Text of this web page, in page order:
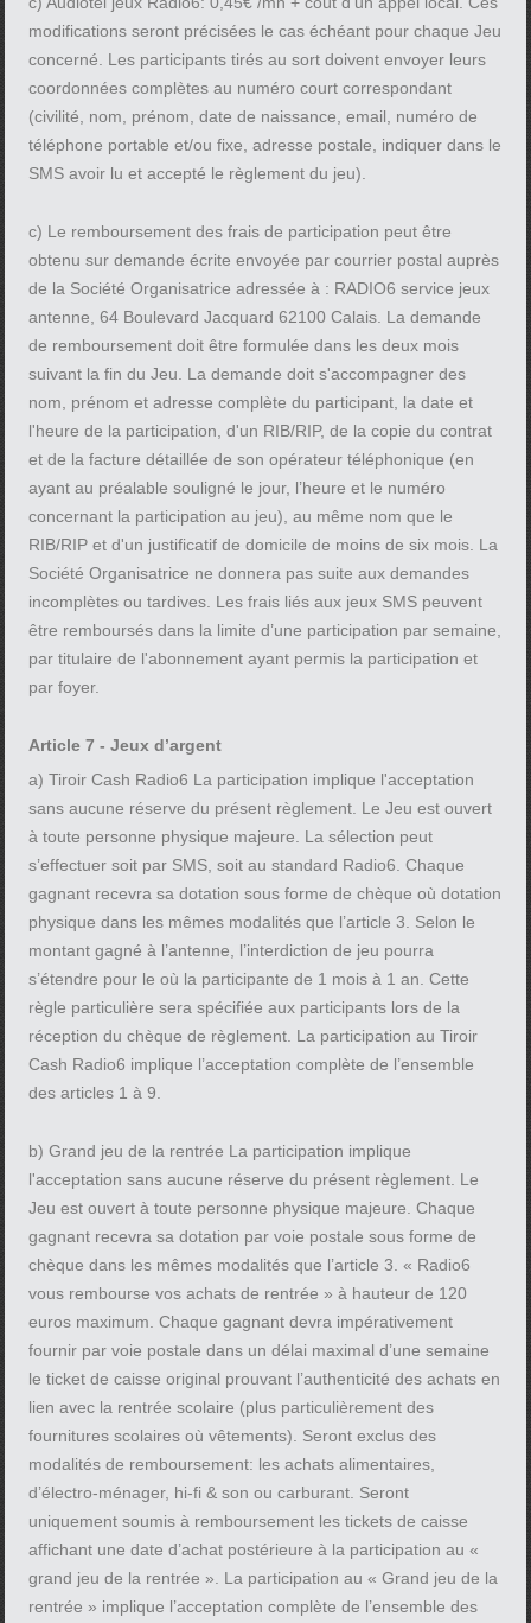
modifications seront précisées le cas échéant pour chaque Jeu
concerné. Les participants tirés au sort doivent envoyer leurs
coordonnées complètes au numéro court correspondant
(civilité, nom, prénom, date de naissance, email, numéro de
téléphone portable et/ou fixe, adresse postale, indiquer dans le
SMS avoir lu et accepté le règlement du jeu).
c) Le remboursement des frais de participation peut être
obtenu sur demande écrite envoyée par courrier postal auprès
de la Société Organisatrice adressée à : RADIO6 service jeux
antenne, 64 Boulevard Jacquard 62100 Calais. La demande
de remboursement doit être formulée dans les deux mois
suivant la fin du Jeu. La demande doit s'accompagner des
nom, prénom et adresse complète du participant, la date et
l'heure de la participation, d'un RIB/RIP, de la copie du contrat
et de la facture détaillée de son opérateur téléphonique (en
ayant au préalable souligné le jour, l’heure et le numéro
concernant la participation au jeu), au même nom que le
RIB/RIP et d'un justificatif de domicile de moins de six mois. La
Société Organisatrice ne donnera pas suite aux demandes
incomplètes ou tardives. Les frais liés aux jeux SMS peuvent
être remboursés dans la limite d’une participation par semaine,
par titulaire de l'abonnement ayant permis la participation et
par foyer.
Article 7 - Jeux d’argent
a) Tiroir Cash Radio6 La participation implique l'acceptation
sans aucune réserve du présent règlement. Le Jeu est ouvert
à toute personne physique majeure. La sélection peut
s’effectuer soit par SMS, soit au standard Radio6. Chaque
gagnant recevra sa dotation sous forme de chèque où dotation
physique dans les mêmes modalités que l’article 3. Selon le
montant gagné à l’antenne, l’interdiction de jeu pourra
s’étendre pour le où la participante de 1 mois à 1 an. Cette
règle particulière sera spécifiée aux participants lors de la
réception du chèque de règlement. La participation au Tiroir
Cash Radio6 implique l’acceptation complète de l’ensemble
des articles 1 à 9.
b) Grand jeu de la rentrée La participation implique
l'acceptation sans aucune réserve du présent règlement. Le
Jeu est ouvert à toute personne physique majeure. Chaque
gagnant recevra sa dotation par voie postale sous forme de
chèque dans les mêmes modalités que l’article 3. « Radio6
vous rembourse vos achats de rentrée » à hauteur de 120
euros maximum. Chaque gagnant devra impérativement
fournir par voie postale dans un délai maximal d’une semaine
le ticket de caisse original prouvant l’authenticité des achats en
lien avec la rentrée scolaire (plus particulièrement des
fournitures scolaires où vêtements). Seront exclus des
modalités de remboursement: les achats alimentaires,
d’électro-ménager, hi-fi & son ou carburant. Seront
uniquement soumis à remboursement les tickets de caisse
affichant une date d’achat postérieure à la participation au «
grand jeu de la rentrée ». La participation au « Grand jeu de la
rentrée » implique l’acceptation complète de l’ensemble des